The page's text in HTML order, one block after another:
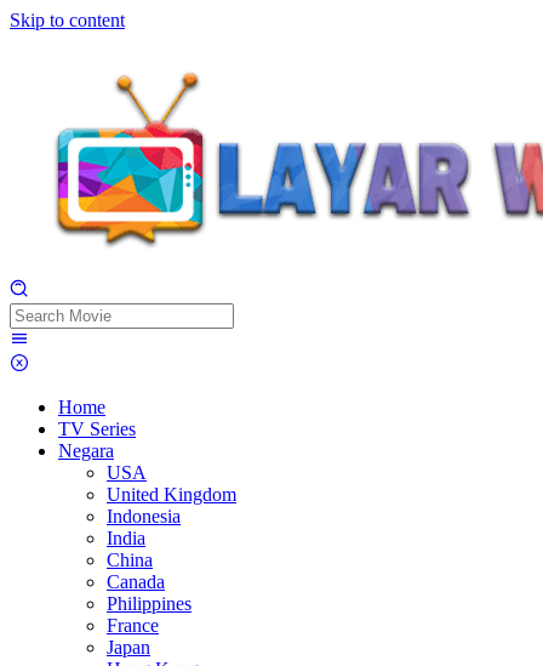
Skip to content
Home
TV Series
Negara
USA
United Kingdom
Indonesia
India
China
Canada
Philippines
France
Japan